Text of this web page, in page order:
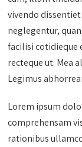
vivendo
neglegentur,
facilisi cotidieque
recteque ut. Mea
Legimus
Lorem ipsum
comprehensam
rationibus